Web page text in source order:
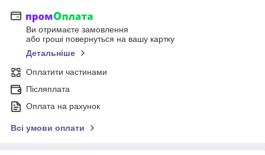
Ви отримаєте замовлення
або гроші повернуться на вашу картку
Детальніше
Оплатити частинами
Післяплата
Оплата на рахунок
Всі умови оплати